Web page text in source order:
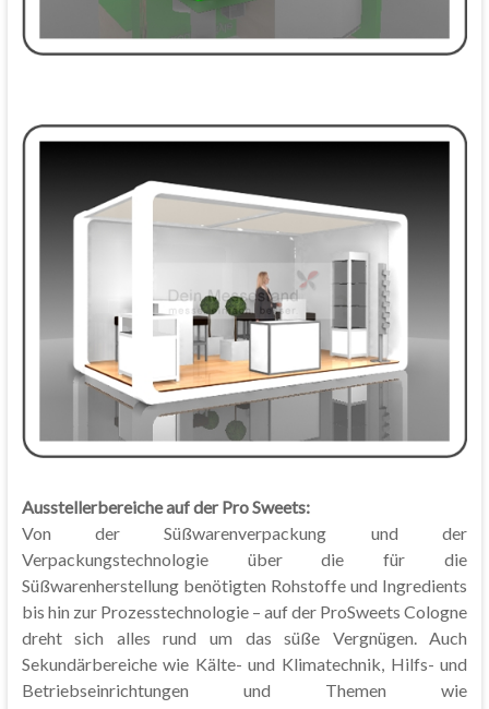
Ausstellerbereiche auf der Pro Sweets:
Von der Süßwarenverpackung und der
Verpackungstechnologie über die für die
Süßwarenherstellung benötigten Rohstoffe und Ingredients
bis hin zur Prozesstechnologie – auf der ProSweets Cologne
dreht sich alles rund um das süße Vergnügen. Auch
Sekundärbereiche wie Kälte- und Klimatechnik, Hilfs- und
Betriebseinrichtungen und Themen wie